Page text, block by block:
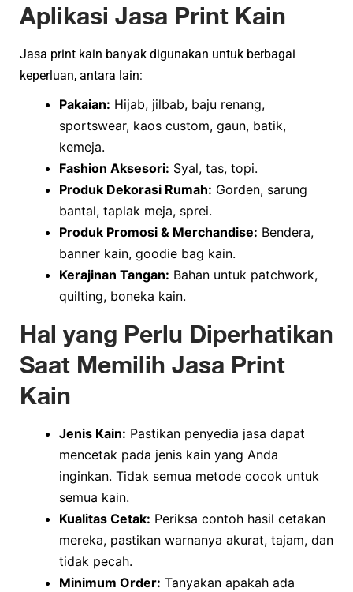
Aplikasi Jasa Print Kain
Jasa print kain banyak digunakan untuk berbagai
keperluan, antara lain:
Pakaian: Hijab, jilbab, baju renang,
sportswear, kaos custom, gaun, batik,
kemeja.
Fashion Aksesori: Syal, tas, topi.
Produk Dekorasi Rumah: Gorden, sarung
bantal, taplak meja, sprei.
Produk Promosi & Merchandise: Bendera,
banner kain, goodie bag kain.
Kerajinan Tangan: Bahan untuk patchwork,
quilting, boneka kain.
Hal yang Perlu Diperhatikan
Saat Memilih Jasa Print
Kain
Jenis Kain: Pastikan penyedia jasa dapat
mencetak pada jenis kain yang Anda
inginkan. Tidak semua metode cocok untuk
semua kain.
Kualitas Cetak: Periksa contoh hasil cetakan
mereka, pastikan warnanya akurat, tajam, dan
tidak pecah.
Minimum Order: Tanyakan apakah ada